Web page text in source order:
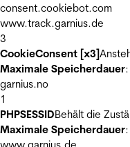
consent.cookiebot.com
www.track.garnius.de
3
CookieConsent [x3]
Maximale Speicherdauer
garnius.no
1
PHPSESSIDBehält die
Maximale Speicherdauer